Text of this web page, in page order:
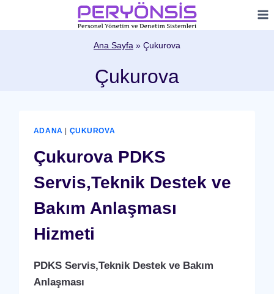
Ana Sayfa » Çukurova
Çukurova
ADANA | ÇUKUROVA
Çukurova PDKS
Servis,Teknik Destek ve
Bakım Anlaşması
Hizmeti
PDKS Servis,Teknik Destek ve Bakım
Anlaşması